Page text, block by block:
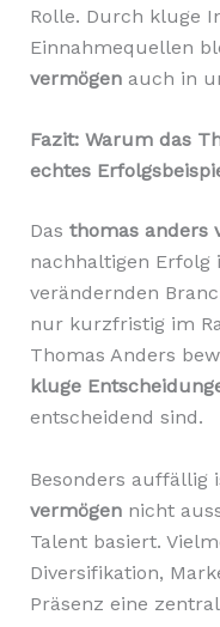
Rolle. Durch kluge
Einnahmequellen
vermögenauch in
Fazit: Warum das
echtes
Das thomas anders
nachhaltigen Erfolg
verändernden
nur kurzfristig im
Thomas Anders
kluge
entscheidend sind.
Besonders auffällig
vermögennicht
Talent basiert.
Diversifikation,
Präsenz eine